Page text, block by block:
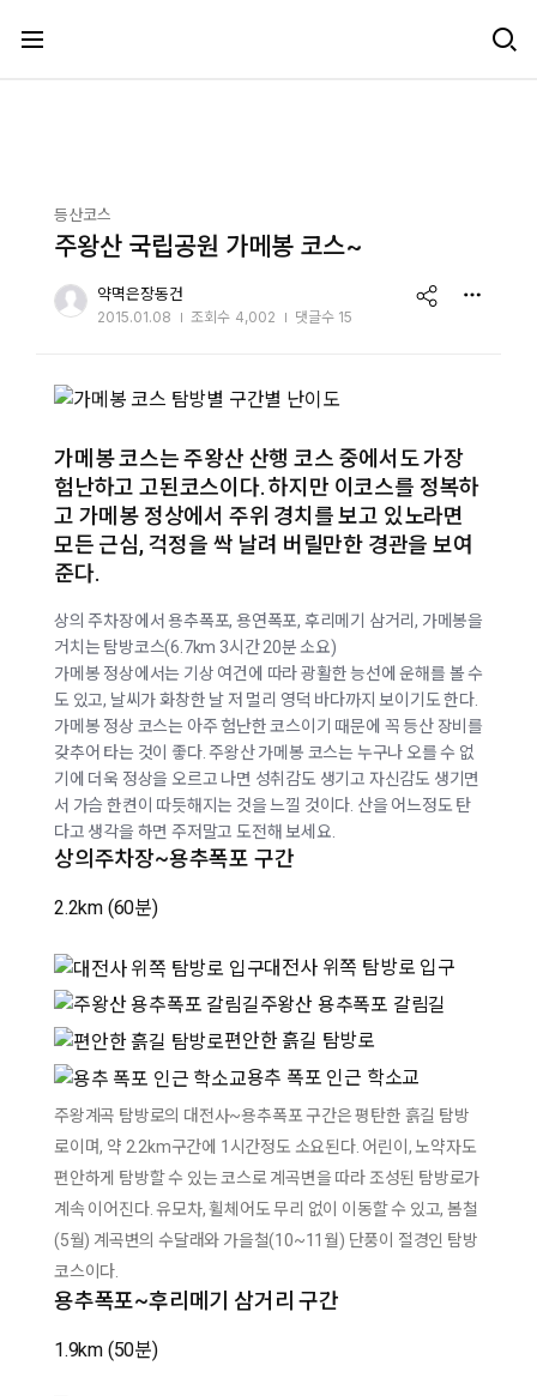
등산코스
주왕산 국립공원 가메봉 코스~
약멱은장동건
2015.01.08 조회수 4,002 댓글수 15
share
가메봉 코스는 주왕산 산행 코스 중에서도 가장
험난하고 고된코스이다. 하지만 이코스를 정복하
고 가메봉 정상에서 주위 경치를 보고 있노라면
모든 근심, 걱정을 싹 날려 버릴만한 경관을 보여
준다.
상의 주차장에서 용추폭포, 용연폭포, 후리메기 삼거리, 가메봉을
거치는 탐방코스(6.7km 3시간 20분 소요)
가메봉 정상에서는 기상 여건에 따라 광활한 능선에 운해를 볼 수
도 있고, 날씨가 화창한 날 저 멀리 영덕 바다까지 보이기도 한다.
가메봉 정상 코스는 아주 험난한 코스이기 때문에 꼭 등산 장비를
갖추어 타는 것이 좋다.주왕산 가메봉 코스는 누구나 오를 수 없
기에 더욱 정상을 오르고 나면 성취감도 생기고 자신감도 생기면
서 가슴 한켠이 따듯해지는 것을 느낄 것이다. 산을 어느정도 탄
다고 생각을 하면 주저말고 도전해 보세요.
상의주차장~용추폭포 구간
2.2km (60분)
대전사 위쪽 탐방로 입구
주왕산 용추폭포 갈림길
편안한 흙길 탐방로
용추 폭포 인근 학소교
주왕계곡 탐방로의 대전사~용추폭포 구간은 평탄한 흙길 탐방
로이며, 약 2.2km구간에 1시간정도 소요된다. 어린이, 노약자도
편안하게 탐방할 수 있는 코스로 계곡변을 따라 조성된 탐방로가
계속 이어진다. 유모차, 휠체어도 무리 없이 이동할 수 있고, 봄철
(5월) 계곡변의 수달래와 가을철(10~11월) 단풍이 절경인 탐방
코스이다.
용추폭포~후리메기 삼거리 구간
1.9km (50분)